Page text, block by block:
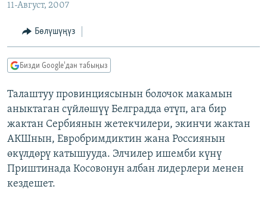
МАДАНИЯТ
ТВ ПРОГРАММАЛАР
БҮГҮН АЗАТТЫКТА
ДАНИСТЕ
ЭЖЕ-СИҢДИЛЕР
АЗАТТЫК+
ЫҢГАЙСЫЗ СУРООЛОР
ПОДКАСТ
ОНЛАЙН ШЕРИНЕ
11-Август, 2007
Бөлүшүңүз
Бизди Google'дан табыңыз
Талаштуу провинциясынын болочок макамын
аныктаган сүйлөшүү Белградда өтүп, ага бир
жактан Сербиянын жетекчилери, экинчи жактан
АКШнын, Евробримдиктин жана Россиянын
өкүлдөрү катышууда. Элчилер ишемби күнү
Приштинада Косовонун албан лидерлери менен
кездешет.